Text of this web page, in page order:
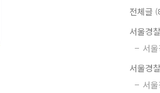
전체글
서울경
서
서울경
서